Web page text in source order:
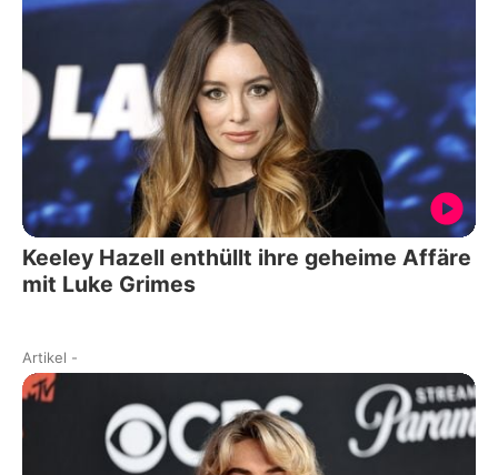
Keeley Hazell enthüllt ihre geheime Affäre
mit Luke Grimes
Artikel -